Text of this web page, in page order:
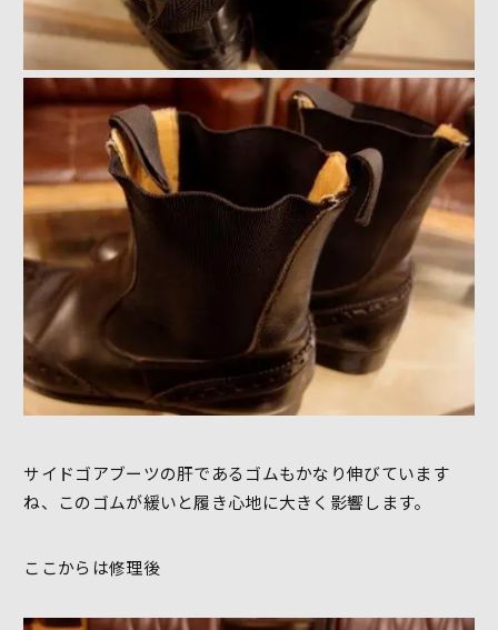
サイドゴアブーツの肝であるゴムもかなり伸びています
ね、このゴムが緩いと履き心地に大きく影響します。
ここからは修理後